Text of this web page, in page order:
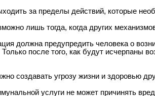
за пределы действий, которые
лишь тогда, когда других
должна предупредить человека о
после того, как будут исчерпаны
создавать угрозу жизни и здоровью
услуги не может причинять